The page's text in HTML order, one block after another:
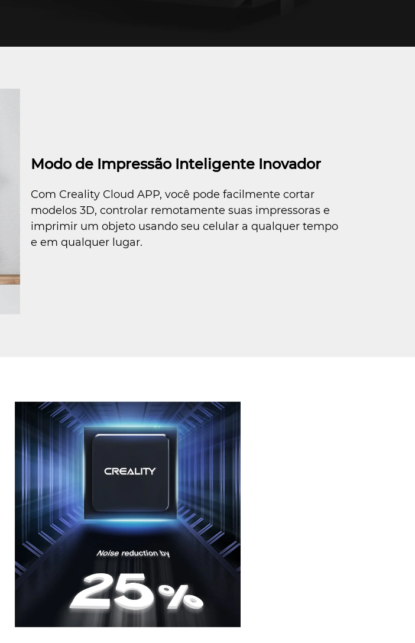
Modo de Impressão Inteligente Inovador
Com Creality Cloud APP, você pode facilmente cortar
modelos 3D, controlar remotamente suas impressoras e
imprimir um objeto usando seu celular a qualquer tempo
e em qualquer lugar.